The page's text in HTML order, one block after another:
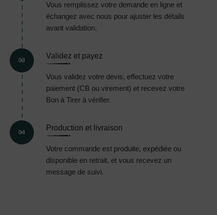
Vous remplissez votre demande en ligne et
échangez avec nous pour ajuster les détails
avant validation.
03
Validez et payez
Vous validez votre devis, effectuez votre
paiement (CB ou virement) et recevez votre
Bon à Tirer à vérifier.
04
Production et livraison
Votre commande est produite, expédiée ou
disponible en retrait, et vous recevez un
message de suivi.